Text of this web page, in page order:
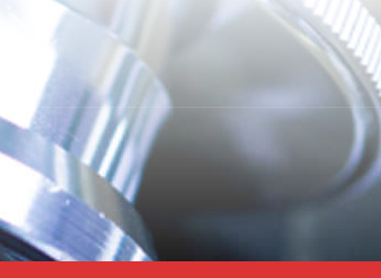
Всемирный день
16 октября
Многие знают о дне медицинского
работника, который празднуют в...
День уролога
Поздравляем с Днём уролога!
День уролога— профессиональный
праздник, который...